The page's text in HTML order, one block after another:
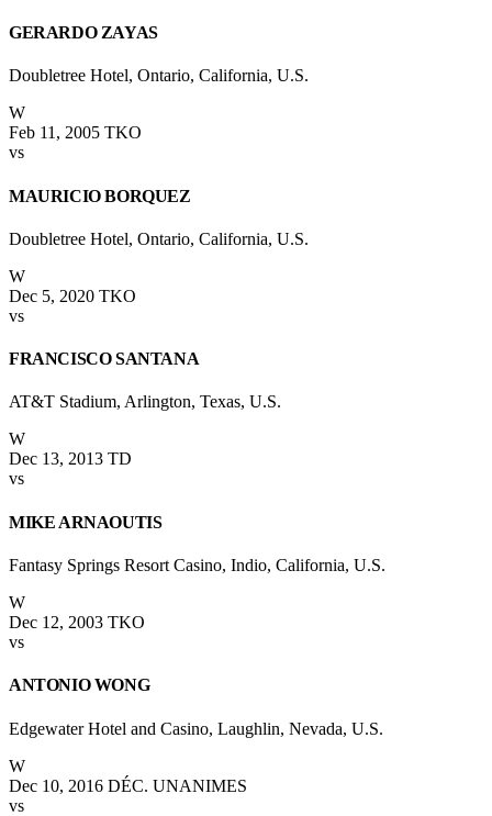
GERARDO ZAYAS
Doubletree Hotel, Ontario, California, U.S.
W
Feb 11, 2005 TKO
vs
MAURICIO BORQUEZ
Doubletree Hotel, Ontario, California, U.S.
W
Dec 5, 2020 TKO
vs
FRANCISCO SANTANA
AT&T Stadium, Arlington, Texas, U.S.
W
Dec 13, 2013 TD
vs
MIKE ARNAOUTIS
Fantasy Springs Resort Casino, Indio, California, U.S.
W
Dec 12, 2003 TKO
vs
ANTONIO WONG
Edgewater Hotel and Casino, Laughlin, Nevada, U.S.
W
Dec 10, 2016 DÉC. UNANIMES
vs